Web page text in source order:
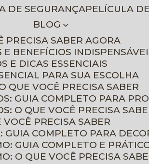
DE SEGURANÇA PELÍCULA
BLOG
PRECISA SABER AGORA
BENEFÍCIOS
E DICAS ESSENCIAIS
PARA SUA ESCOLHA
QUE VOCÊ PRECISA SABER
GUIA COMPLETO PARA
O QUE VOCÊ PRECISA
VOCÊ PRECISA SABER
GUIA COMPLETO PARA
GUIA COMPLETO E
O QUE VOCÊ PRECISA